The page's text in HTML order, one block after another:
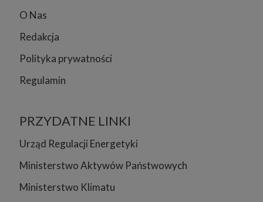
O Nas
Redakcja
Polityka prywatności
Regulamin
PRZYDATNE LINKI
Urząd Regulacji Energetyki
Ministerstwo Aktywów Państwowych
Ministerstwo Klimatu